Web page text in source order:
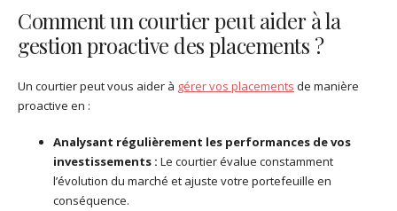
Comment un courtier peut aider à la
gestion proactive des placements ?
Un courtier peut vous aider à gérer vos placements de manière
proactive en :
Analysant régulièrement les performances de vos
investissements : Le courtier évalue constamment
l’évolution du marché et ajuste votre portefeuille en
conséquence.